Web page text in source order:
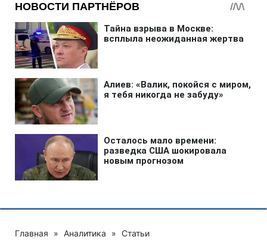
Главная » Аналитика » Статьи